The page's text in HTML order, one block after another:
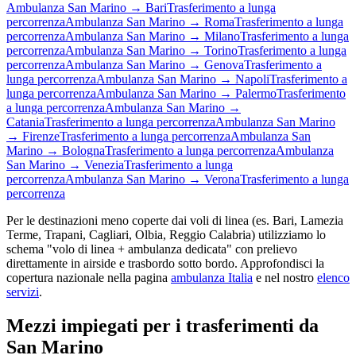
Ambulanza San Marino → BariTrasferimento a lunga
percorrenzaAmbulanza San Marino → RomaTrasferimento a lunga
percorrenzaAmbulanza San Marino → MilanoTrasferimento a lunga
percorrenzaAmbulanza San Marino → TorinoTrasferimento a lunga
percorrenzaAmbulanza San Marino → GenovaTrasferimento a
lunga percorrenzaAmbulanza San Marino → NapoliTrasferimento a
lunga percorrenzaAmbulanza San Marino → PalermoTrasferimento
a lunga percorrenzaAmbulanza San Marino →
CataniaTrasferimento a lunga percorrenzaAmbulanza San Marino
→ FirenzeTrasferimento a lunga percorrenzaAmbulanza San
Marino → BolognaTrasferimento a lunga percorrenzaAmbulanza
San Marino → VeneziaTrasferimento a lunga
percorrenzaAmbulanza San Marino → VeronaTrasferimento a lunga
percorrenza
Per le destinazioni meno coperte dai voli di linea (es. Bari, Lamezia
Terme, Trapani, Cagliari, Olbia, Reggio Calabria) utilizziamo lo
schema "volo di linea + ambulanza dedicata" con prelievo
direttamente in airside e trasbordo sotto bordo. Approfondisci la
copertura nazionale nella pagina ambulanza Italia e nel nostro elenco
servizi.
Mezzi impiegati per i trasferimenti da
San Marino